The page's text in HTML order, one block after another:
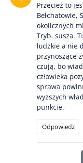
Przecież to
Bełchatowie,
okolicznych
Tryb. susza.
ludzkie a nie
przynoszące
czują, bo
człowieka
sprawa
wyższych
punkcie.
Odpowiedz